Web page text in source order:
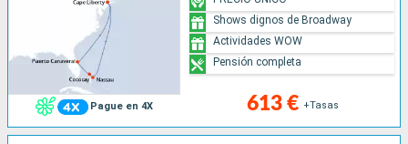
Pague en 4X 613 € +Tasas
Shows dignos de Broadway
Actividades WOW
Pensión completa